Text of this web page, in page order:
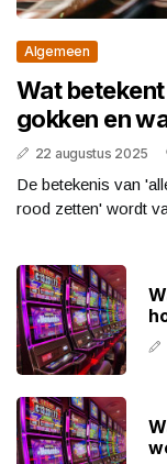
Algemeen
Wat
gokken en
22 augustus 2025
De betekenis van
rood zetten' wordt